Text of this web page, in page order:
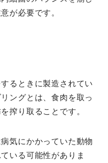
が必要です。
るときに製造されてい
ングとは、食肉を取っ
搾り取ることです。
気にかかっていた動物
いる可能性がありま